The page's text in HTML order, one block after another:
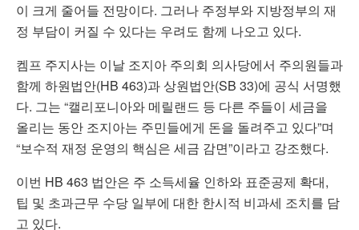
이 크게 줄어들 전망이다. 그러나 주정부와 지방정부의 재
정 부담이 커질 수 있다는 우려도 함께 나오고 있다.
켐프 주지사는 이날 조지아 주의회 의사당에서 주의원들과
함께 하원법안(HB 463)과 상원법안(SB 33)에 공식 서명했
다. 그는 “캘리포니아와 메릴랜드 등 다른 주들이 세금을
올리는 동안 조지아는 주민들에게 돈을 돌려주고 있다”며
“보수적 재정 운영의 핵심은 세금 감면”이라고 강조했다.
이번 HB 463 법안은 주 소득세율 인하와 표준공제 확대,
팁 및 초과근무 수당 일부에 대한 한시적 비과세 조치를 담
고 있다.